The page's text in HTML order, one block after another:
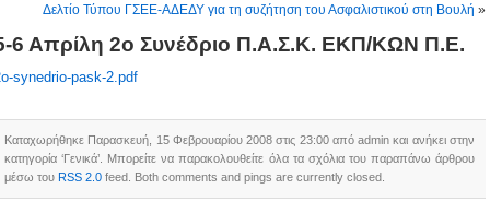
Δελτίο Τύπου ΓΣΕΕ-ΑΔΕΔΥ για τη συζήτηση του Ασφαλιστικού στη Βουλή »
6 Απρίλη 2ο Συνέδριο Π.Α.Σ.Κ. ΕΚΠ/ΚΩΝ Π.Ε.
synedrio-pask-2.pdf
Καταχωρήθηκε Παρασκευή, 15 Φεβρουαρίου 2008 στις 23:00 από admin και ανήκει στην
κατηγορία ‘Γενικά’. Μπορείτε να παρακολουθείτε όλα τα σχόλια του παραπάνω άρθρου
μέσω του RSS 2.0 feed. Both comments and pings are currently closed.